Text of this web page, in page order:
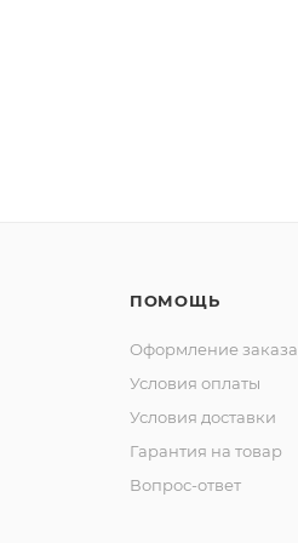
ПОМОЩЬ
Оформление заказа
Условия оплаты
Условия доставки
Гарантия на товар
Вопрос-ответ